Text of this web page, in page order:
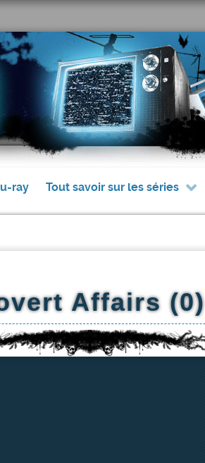
ray Tout savoir sur les séries
Affairs (0)